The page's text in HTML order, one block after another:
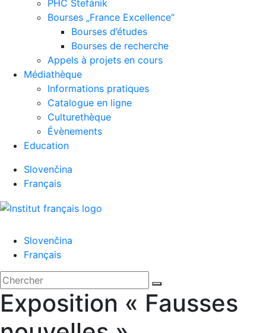
PHC Štefánik
Bourses „France Excellence“
Bourses d’études
Bourses de recherche
Appels à projets en cours
Médiathèque
Informations pratiques
Catalogue en ligne
Culturethèque
Évènements
Education
Slovenčina
Français
Slovenčina
Français
'.__('Search').'
Fermer
Rechercher:
Exposition « Fausses